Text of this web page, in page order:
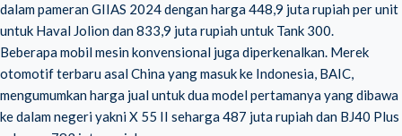
dalam pameran GIIAS 2024 dengan harga 448,9 juta rupiah per unit
untuk Haval Jolion dan 833,9 juta rupiah untuk Tank 300.
Beberapa mobil mesin konvensional juga diperkenalkan. Merek
otomotif terbaru asal China yang masuk ke Indonesia, BAIC,
mengumumkan harga jual untuk dua model pertamanya yang dibawa
ke dalam negeri yakni X 55 II seharga 487 juta rupiah dan BJ40 Plus